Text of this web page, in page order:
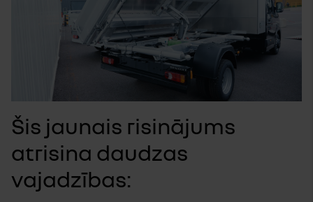
Šis jaunais risinājums
atrisina daudzas
vajadzības: